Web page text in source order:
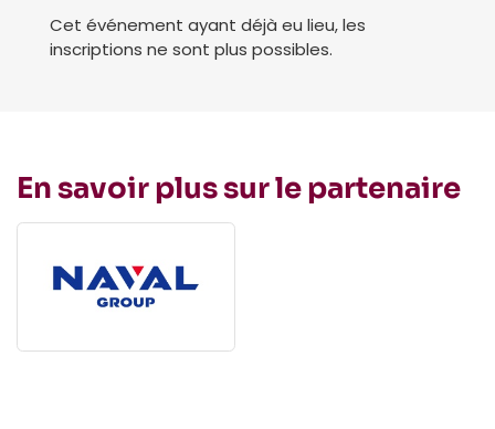
Cet événement ayant déjà eu lieu, les
inscriptions ne sont plus possibles.
En savoir plus sur le partenaire